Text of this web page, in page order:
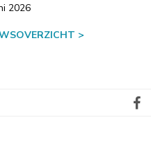
2026
>